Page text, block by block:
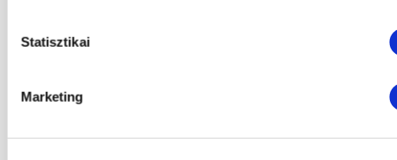
Statisztikai
Marketing